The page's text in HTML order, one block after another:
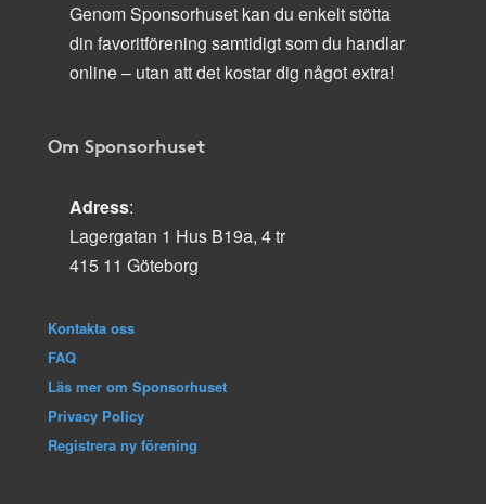
Genom Sponsorhuset kan du enkelt stötta
din favoritförening samtidigt som du handlar
online – utan att det kostar dig något extra!
Om Sponsorhuset
Adress:
Lagergatan 1 Hus B19a, 4 tr
415 11 Göteborg
Kontakta oss
FAQ
Läs mer om Sponsorhuset
Privacy Policy
Registrera ny förening